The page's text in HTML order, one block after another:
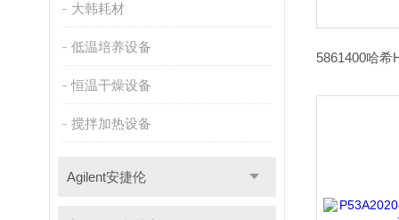
大韩耗材
低温培养设备
恒温干燥设备
搅拌加热设备
Agilent安捷伦